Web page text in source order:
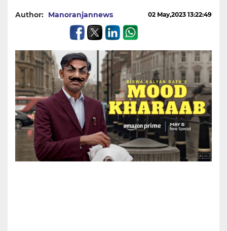
Author: Manoranjannews 02 May,2023 13:22:49